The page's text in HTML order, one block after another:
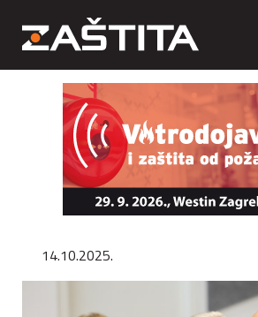
14.10.2025.